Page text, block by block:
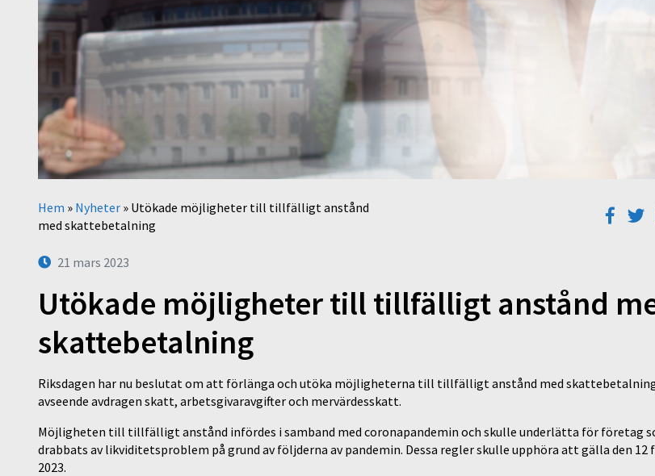
Hem » Nyheter » Utökade möjligheter till tillfälligt anstånd
med skattebetalning
21 mars 2023
Utökade möjligheter till tillfälligt anstånd
skattebetalning
Riksdagen har nu beslutat om att förlänga och utöka möjligheterna till tillfälligt anstånd med
avseende avdragen skatt, arbetsgivaravgifter och mervärdesskatt.
Möjligheten till tillfälligt anstånd infördes i samband med coronapandemin och skulle underlätta för företag
drabbats av likviditetsproblem på grund av följderna av pandemin. Dessa regler skulle upphöra att gälla den 12
2023.